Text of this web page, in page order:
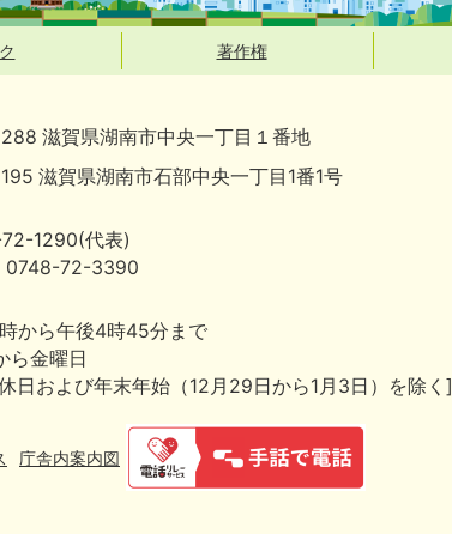
著作権
滋賀県湖南市中央一丁目１番地
滋賀県湖南市石部中央一丁目1番1号
72-1290(代表)
0748-72-3390
から午後4時45分まで
ら金曜日
日および年末年始（12月29日から1月3日）を除く]
庁舎内案内図